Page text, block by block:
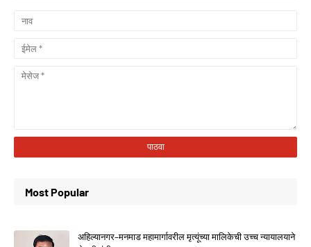
Most Popular
अहिल्यानगर–मनमाड महामार्गावरील मृत्यूंच्या मालिकेची उच्च न्यायालयाने